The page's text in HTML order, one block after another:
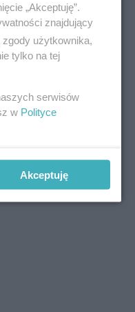
„Akceptuję”.
znajdujący
użytkownika,
tylko na tej
serwisów
w Polityce
Akceptuję